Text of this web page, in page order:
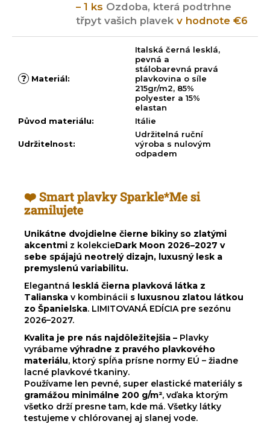
– 1 ks Ozdoba, která podtrhne
třpyt vašich plavek v hodnote €6
? Materiál:
Italská černá lesklá,
pevná a
stálobarevná pravá
plavkovina o síle
215gr/m2, 85%
polyester a 15%
elastan
Původ materiálu: Itálie
Udržitelnost:
Udržitelná ruční
výroba s nulovým
odpadem
❤️ Smart plavky Sparkle*Me si
zamilujete
Unikátne dvojdielne čierne bikiny so zlatými
akcentmi z kolekcieDark Moon 2026–2027 v
sebe spájajú neotrelý dizajn, luxusný lesk a
premyslenú variabilitu.
Elegantná lesklá čierna plavková látka z
Talianska v kombinácii s luxusnou zlatou látkou
zo Španielska. LIMITOVANÁ EDÍCIA pre sezónu
2026–2027.
Kvalita je pre nás najdôležitejšia – Plavky
vyrábame výhradne z pravého plavkového
materiálu, ktorý spĺňa prísne normy EÚ – žiadne
lacné plavkové tkaniny.
Používame len pevné, super elastické materiály s
gramážou minimálne 200 g/m², vďaka ktorým
všetko drží presne tam, kde má. Všetky látky
testujeme v chlórovanej aj slanej vode.